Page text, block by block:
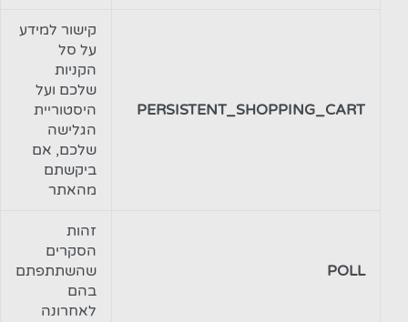
PERSISTENT_SHOPPING_CART
קישור למידע
על סל
הקניות
שלכם ועל
היסטוריית
הגלישה
שלכם, אם
ביקשתם
מהאתר
POLL
זהות
הסקרים
שהשתתפתם
בהם
לאחרונה